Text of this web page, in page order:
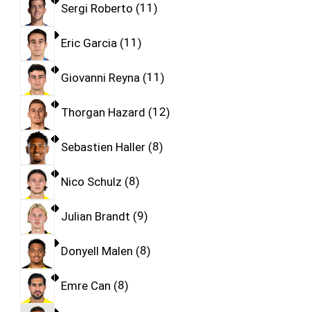
Sergi Roberto 11
Eric Garcia 11
Giovanni Reyna 11
Thorgan Hazard 12
Sebastien Haller 8
Nico Schulz 8
Julian Brandt 9
Donyell Malen 8
Emre Can 8